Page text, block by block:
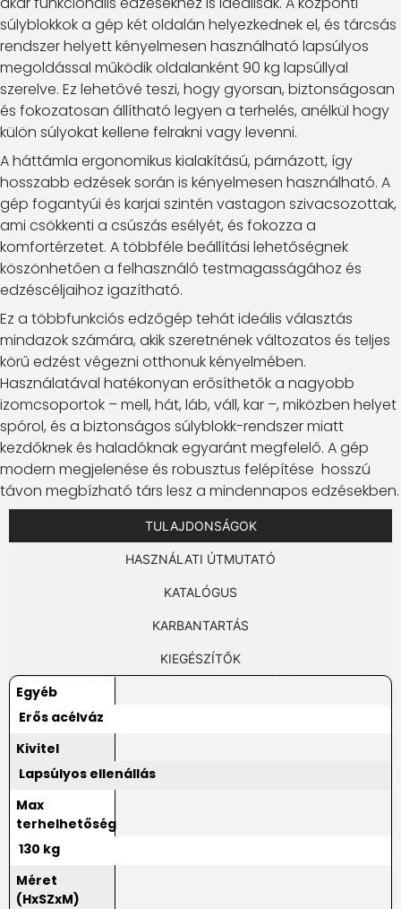
súlyblokkok a gép két oldalán helyezkednek el, és tárcsás
rendszer helyett kényelmesen használható lapsúlyos
megoldással működik oldalanként 90 kg lapsúllyal
szerelve. Ez lehetővé teszi, hogy gyorsan, biztonságosan
és fokozatosan állítható legyen a terhelés, anélkül hogy
külön súlyokat kellene felrakni vagy levenni.
A háttámla ergonomikus kialakítású, párnázott, így
hosszabb edzések során is kényelmesen használható. A
gép fogantyúi és karjai szintén vastagon szivacsozottak,
ami csökkenti a csúszás esélyét, és fokozza a
komfortérzetet. A többféle beállítási lehetőségnek
köszönhetően a felhasználó testmagasságához és
edzéscéljaihoz igazítható.
Ez a többfunkciós edzőgép tehát ideális választás
mindazok számára, akik szeretnének változatos és teljes
körű edzést végezni otthonuk kényelmében.
Használatával hatékonyan erősíthetők a nagyobb
izomcsoportok – mell, hát, láb, váll, kar –, miközben helyet
spórol, és a biztonságos súlyblokk-rendszer miatt
kezdőknek és haladóknak egyaránt megfelelő. A gép
modern megjelenése és robusztus felépítése hosszú
távon megbízható társ lesz a mindennapos edzésekben.
TULAJDONSÁGOK
HASZNÁLATI ÚTMUTATÓ
KATALÓGUS
KARBANTARTÁS
KIEGÉSZÍTŐK
Egyéb
Erős acélváz
Kivitel
Lapsúlyos ellenállás
Max
terhelhetőség
130 kg
Méret
(HxSZxM)